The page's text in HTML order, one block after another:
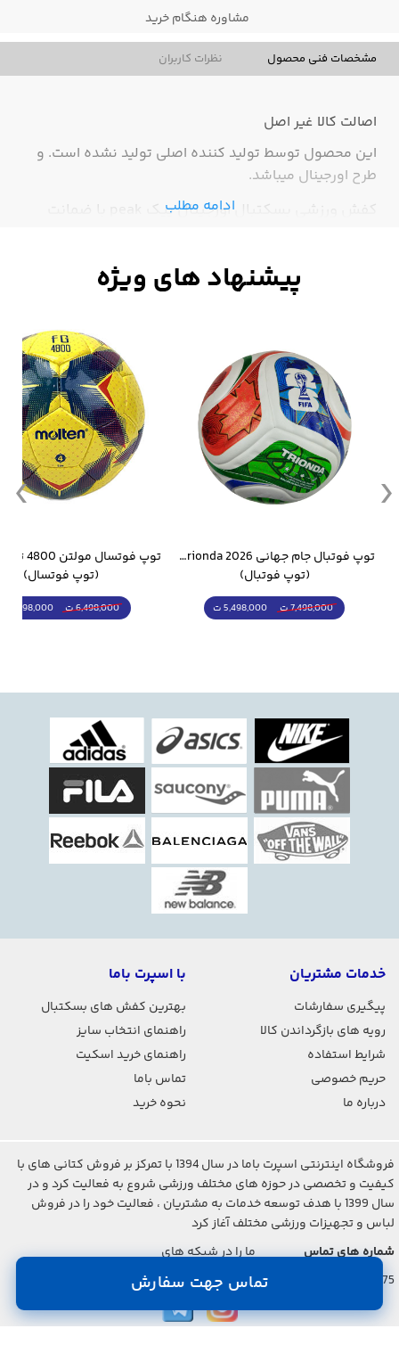
تماس جهت سفارش
مشاوره هنگام خرید
مشخصات فنی محصول نظرات کاربران
اصالت کالا غیر اصل
این محصول توسط تولید کننده اصلی تولید نشده است. و
طرح اورجینال میباشد.
ادامه مطلب
توپ فوتبال جام جهانی 2026 Trionda مشابه اورجینال
(توپ فوتبال)
7,498,000 ت 5,498,000 ت
(توپ فوتسال)
6,498,000 ت 5,298,000 ت
خدمات مشتریان
پیگیری سفارشات
رویه های بازگرداندن کالا
شرایط استفاده
حریم خصوصی
درباره ما
با اسپرت باما
بهترین کفش های بسکتبال
راهنمای انتخاب سایز
راهنمای خرید اسکیت
تماس باما
نحوه خرید
فروشگاه اینترنتی اسپرت باما در سال 1394 با تمرکز بر فروش کتانی های با
کیفیت و تخصصی در حوزه های مختلف ورزشی شروع به فعالیت کرد و در
سال 1399 با هدف توسعه خدمات به مشتریان ، فعالیت خود را در فروش
لباس و تجهیزات ورزشی مختلف آغاز کرد
شماره های تماس
021-2842-7275
ما را در شبکه های
اجتماعی دنبال کنید